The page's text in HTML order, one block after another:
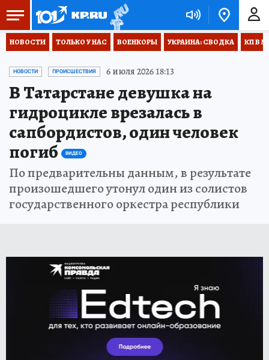
НОВОСТИ ТОЛЬКО У НАС ВОЕНКОРЫ УКРАИНА: СВОДКА КП В
НОВОСТИ ПРОИСШЕСТВИЯ 6 июля 2026 18:13
В Татарстане девушка на
гидроцикле врезалась в
сапбордистов, один человек
погиб
ВИДЕО
По предварительны данным, в результате
произошедшего утонул один из солистов
государственного оркестра республики